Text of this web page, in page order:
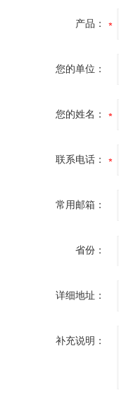
产品：
您的单位：
您的姓名：
联系电话：
常用邮箱：
省份：
详细地址：
补充说明：